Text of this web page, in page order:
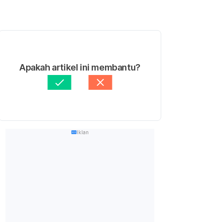
Apakah artikel ini membantu?
Iklan